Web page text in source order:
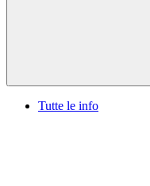
Tutte le info